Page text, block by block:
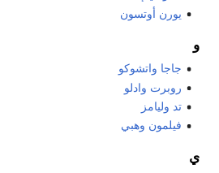
يورن أوتسون
و
جاجا واتشوكو
روبرت وادلو
تد وليامز
فيلمون وهبي
ي